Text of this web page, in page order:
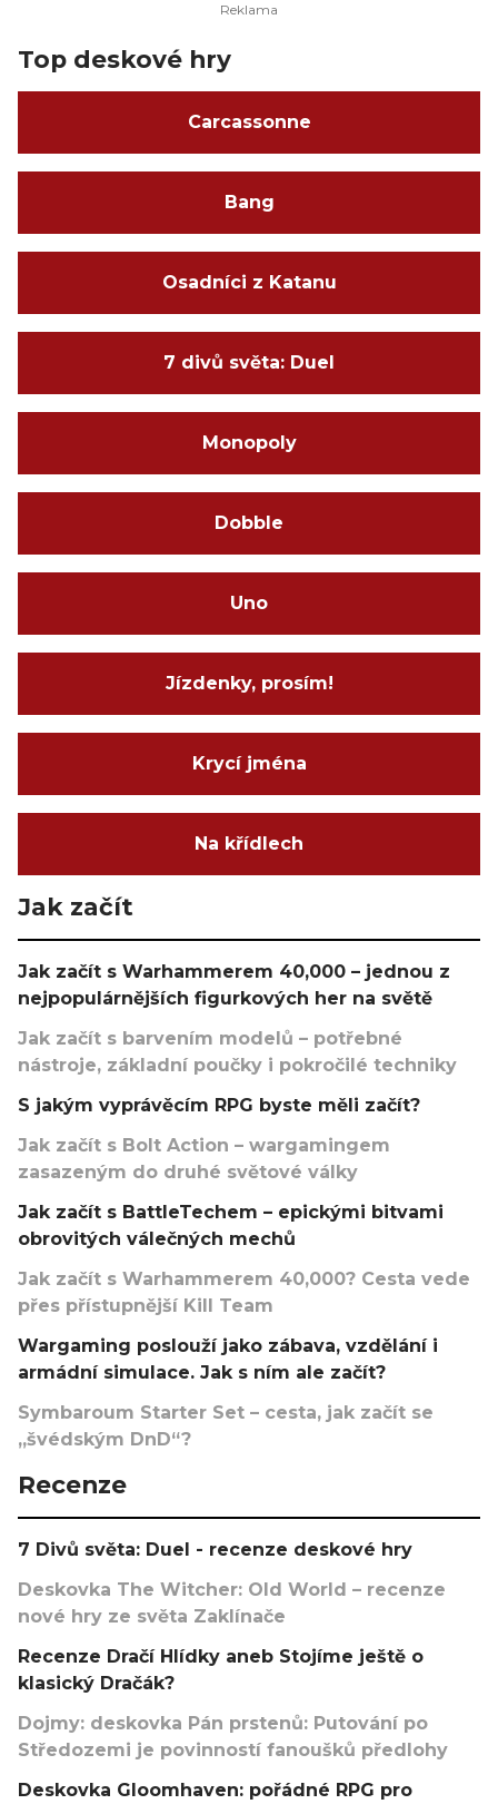
Top deskové hry
Carcassonne
Bang
Osadníci z Katanu
7 divů světa: Duel
Monopoly
Dobble
Uno
Jízdenky, prosím!
Krycí jména
Na křídlech
Jak začít
Jak začít s Warhammerem 40,000 – jednou z
nejpopulárnějších figurkových her na světě
Jak začít s barvením modelů – potřebné
nástroje, základní poučky i pokročilé techniky
S jakým vyprávěcím RPG byste měli začít?
Jak začít s Bolt Action – wargamingem
zasazeným do druhé světové války
Jak začít s BattleTechem – epickými bitvami
obrovitých válečných mechů
Jak začít s Warhammerem 40,000? Cesta vede
přes přístupnější Kill Team
Wargaming poslouží jako zábava, vzdělání i
armádní simulace. Jak s ním ale začít?
Symbaroum Starter Set – cesta, jak začít se
„švédským DnD“?
Recenze
7 Divů světa: Duel - recenze deskové hry
Deskovka The Witcher: Old World – recenze
nové hry ze světa Zaklínače
Recenze Dračí Hlídky aneb Stojíme ještě o
klasický Dračák?
Dojmy: deskovka Pán prstenů: Putování po
Středozemi je povinností fanoušků předlohy
Deskovka Gloomhaven: pořádné RPG pro